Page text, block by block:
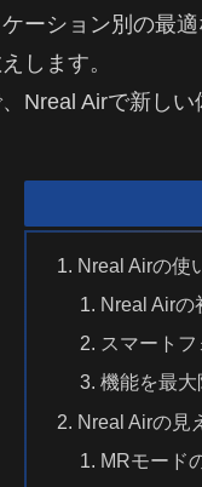
ーション別の最
します。
Nreal Airで新しい
Nreal Airの使
Nreal Airの
スマート
機能を最
Nreal Airの見
MRモード